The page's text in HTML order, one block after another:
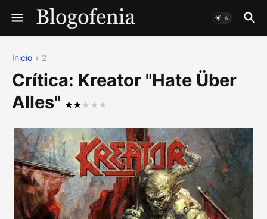
Inicio 2
Crítica: Kreator "Hate Über
Alles"